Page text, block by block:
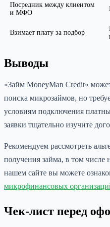
Посредник между клиентом
и МФО
Взимает плату за подбор
Выводы
«Займ MoneyMan Credit»
поиска микрозаймов, но
условиям подключения
заявки тщательно изучите
Рекомендуем рассмотреть
получения займа, в том
нашем сайте вы можете
микрофинансовых
Чек-лист перед